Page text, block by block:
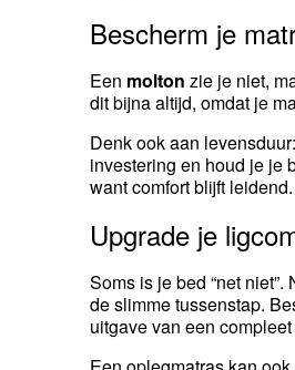
Bescherm je
Een molton zie je niet,
dit bijna altijd, omdat je
Denk ook aan
investering en houd je je
want comfort blijft
Upgrade je
Soms is je bed “net
de slimme tussenstap.
uitgave van een